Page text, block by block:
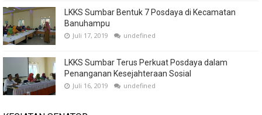
LKKS Sumbar Bentuk 7 Posdaya di Kecamatan
Banuhampu
Juli 17, 2019 undefined
LKKS Sumbar Terus Perkuat Posdaya dalam
Penanganan Kesejahteraan Sosial
Juli 16, 2019 undefined